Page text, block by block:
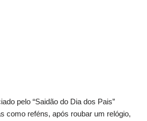
pelo “Saidão do Dia dos Pais”
como reféns, após roubar um relógio,